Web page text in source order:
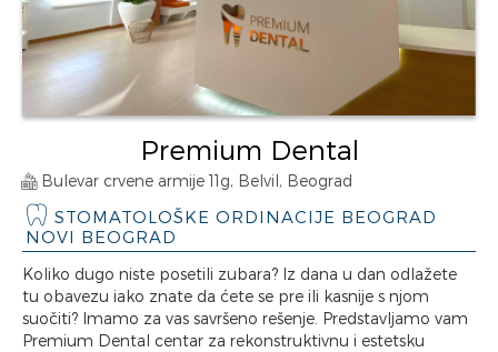
Premium Dental
Bulevar crvene armije 11g, Belvil, Beograd
STOMATOLOŠKE ORDINACIJE BEOGRAD
NOVI BEOGRAD
Koliko dugo niste posetili zubara? Iz dana u dan odlažete
tu obavezu iako znate da ćete se pre ili kasnije s njom
suočiti? Imamo za vas savršeno rešenje. Predstavljamo vam
Premium Dental centar za rekonstruktivnu i estetsku